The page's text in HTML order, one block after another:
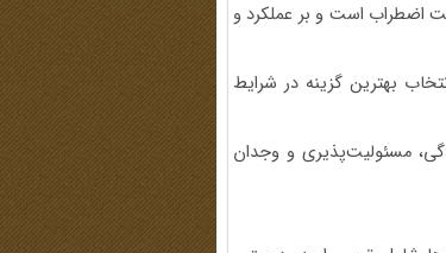
اضطراب است و بر عملکرد و
بهترین گزینه در شرایط
مسئولیت‌پذیری و وجدان